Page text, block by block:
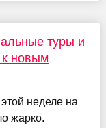
туры и
к новым
неделе на
жарко.